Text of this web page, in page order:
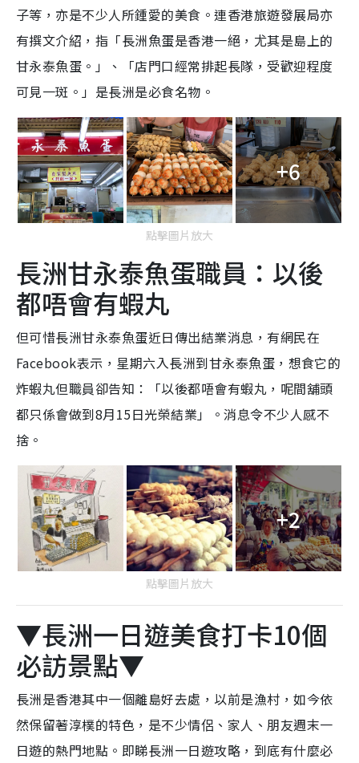
子等，亦是不少人所鍾愛的美食。連香港旅遊發展局亦
有撰文介紹，指「長洲魚蛋是香港一絕，尤其是島上的
甘永泰魚蛋。」、「店門口經常排起長隊，受歡迎程度
可見一斑。」是長洲是必食名物。
+6
點擊圖片放大
長洲甘永泰魚蛋職員：以後
都唔會有蝦丸
但可惜長洲甘永泰魚蛋近日傳出結業消息，有網民在
Facebook表示，星期六入長洲到甘永泰魚蛋，想食它的
炸蝦丸但職員卻告知：「以後都唔會有蝦丸，呢間舖頭
都只係會做到8月15日光榮結業」。消息令不少人感不
捨。
+2
點擊圖片放大
▼長洲一日遊美食打卡10個
必訪景點▼
長洲是香港其中一個離島好去處，以前是漁村，如今依
然保留著淳樸的特色，是不少情侶、家人、朋友週末一
日遊的熱門地點。即睇長洲一日遊攻略，到底有什麼必